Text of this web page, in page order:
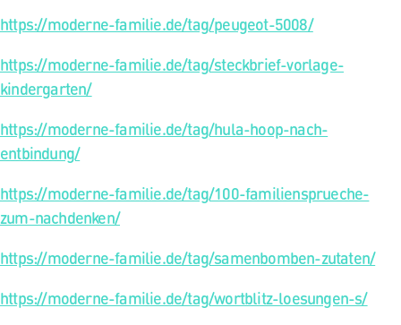
https://moderne-familie.de/tag/peugeot-5008/
https://moderne-familie.de/tag/steckbrief-vorlage-
kindergarten/
https://moderne-familie.de/tag/hula-hoop-nach-
entbindung/
https://moderne-familie.de/tag/100-familiensprueche-
zum-nachdenken/
https://moderne-familie.de/tag/samenbomben-zutaten/
https://moderne-familie.de/tag/wortblitz-loesungen-s/